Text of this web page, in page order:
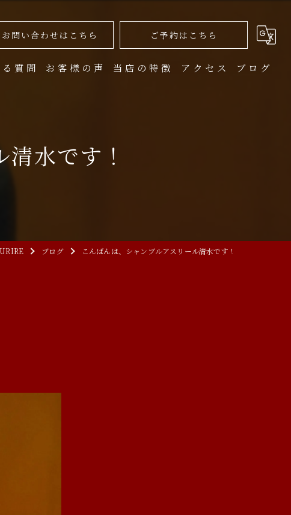
お問い合わせはこちら ご予約はこちら
質問 お客様の声 当店の特徴 アクセス ブログ
水です！
ブログ こんばんは、シャンブルアスリール清水です！